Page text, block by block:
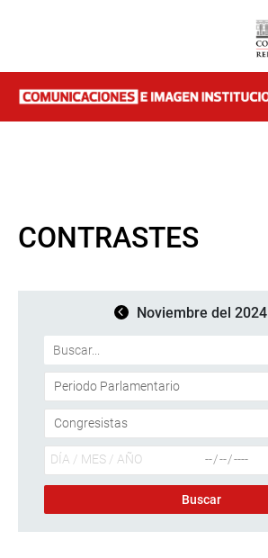
CONTRASTES
Noviembre del 2024